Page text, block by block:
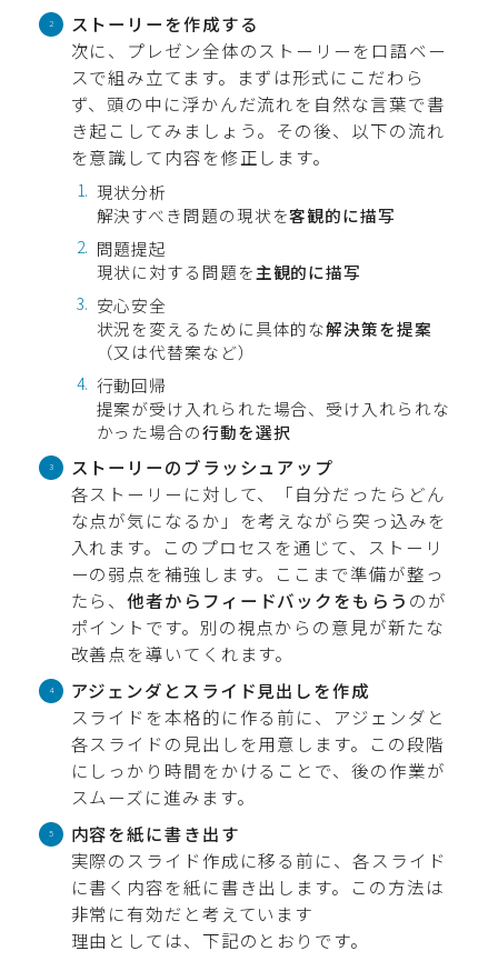
ストーリーを作成する
次に、プレゼン全体のストーリーを口語ベー
スで組み立てます。まずは形式にこだわら
ず、頭の中に浮かんだ流れを自然な言葉で書
き起こしてみましょう。その後、以下の流れ
を意識して内容を修正します。
現状分析
解決すべき問題の現状を客観的に描写
問題提起
現状に対する問題を主観的に描写
安心安全
状況を変えるために具体的な解決策を提案
（又は代替案など）
行動回帰
提案が受け入れられた場合、受け入れられな
かった場合の行動を選択
ストーリーのブラッシュアップ
各ストーリーに対して、「自分だったらどん
な点が気になるか」を考えながら突っ込みを
入れます。このプロセスを通じて、ストーリ
ーの弱点を補強します。ここまで準備が整っ
たら、他者からフィードバックをもらう のが
ポイントです。別の視点からの意見が新たな
改善点を導いてくれます。
アジェンダとスライド見出しを作成
スライドを本格的に作る前に、アジェンダと
各スライドの見出しを用意します。この段階
にしっかり時間をかけることで、後の作業が
スムーズに進みます。
内容を紙に書き出す
実際のスライド作成に移る前に、各スライド
に書く内容を紙に書き出します。この方法は
非常に有効だと考えています
理由としては、下記のとおりです。